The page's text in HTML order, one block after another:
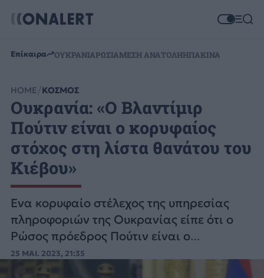
Επίκαιρα ΟΥΚΡΑΝΙΑΡΩΣΙΑΜΕΣΗ ΑΝΑΤΟΛΗΗΠΑΚΙΝΑ
HOME ΚΟΣΜΟΣ
Ουκρανία: «Ο Βλαντίμιρ
Πούτιν είναι ο κορυφαίος
στόχος στη λίστα θανάτου του
Κιέβου»
Ένα κορυφαίο στέλεχος της υπηρεσίας
πληροφοριών της Ουκρανίας είπε ότι ο
Ρώσος πρόεδρος Πούτιν είναι ο
κορυφαίος στόχος στη «λίστα θανάτου»
του Κιέβου.
25 ΜΑΙ. 2023, 21:35